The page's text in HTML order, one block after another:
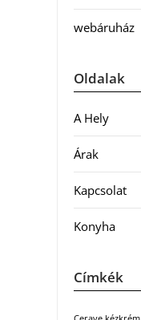
webáruház
Oldalak
A Hely
Árak
Kapcsolat
Konyha
Címkék